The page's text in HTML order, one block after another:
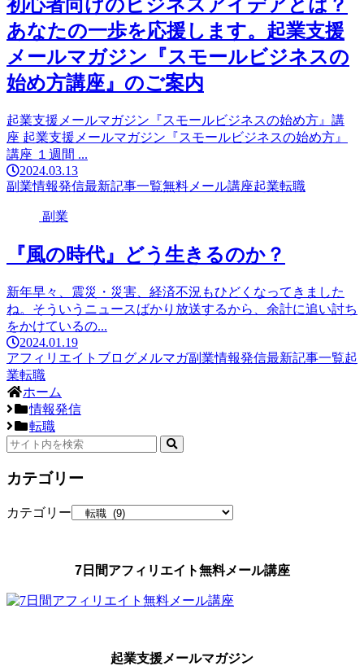
初心者向けのビジネスアイデアとは？
あなたの一歩を応援します。起業支援
メールマガジン『スモールビジネスの
始め方講座』のご案内
起業支援メールマガジン『スモールビジネスの始め方』講
座 起業支援メールマガジン『スモールビジネスの始め方』
講座 １週間 ...
2024.03.13
副業情報発信最新記事一覧無料メール講座起業転職
副業
『風の時代』どう生きるのか？
新年早々、震災・災害、経済不況もひどくなってきました
ね。そういうニュースばかり放送するから、余計に追い討ち
をかけているの...
2024.01.19
アフィリエイト ブログ メルマガ副業情報発信最新記事一覧起
業転職
ホーム
情報発信
転職
カテゴリー
カテゴリー
7日間アフィリエイト無料メール講座
起業支援メールマガジン